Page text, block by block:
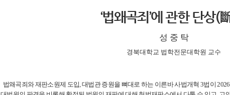
‘법왜곡죄’에 관한 단상(
성 중 탁
경북대학교 법학전문대학원 교수
법왜곡죄와 재판소원제 도입, 대법관 증원을 뼈대로 하는 이른바 사법개혁 3법이